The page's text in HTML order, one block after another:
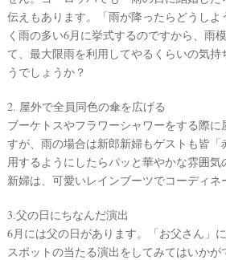
伝えもあります。「雨が降ったらどうし
く雨の多い6月に挙式するのですから、雨
て、最大限雨を利用してやるくらいの気
うでしょうか？
2. 屋外で全員同色の傘を広げる
ブーケトスやフラワーシャワーをする際に
すが、雨の場合は新郎新婦もゲストも皆
用するようにしたらパッと華やかな雰囲
新婦は、可愛いレインブーツでコーディネ
3.父の日にちなんだ演出
6月には父の日があります。「お父さん」
スポットの当たる演出をしてみてはいか